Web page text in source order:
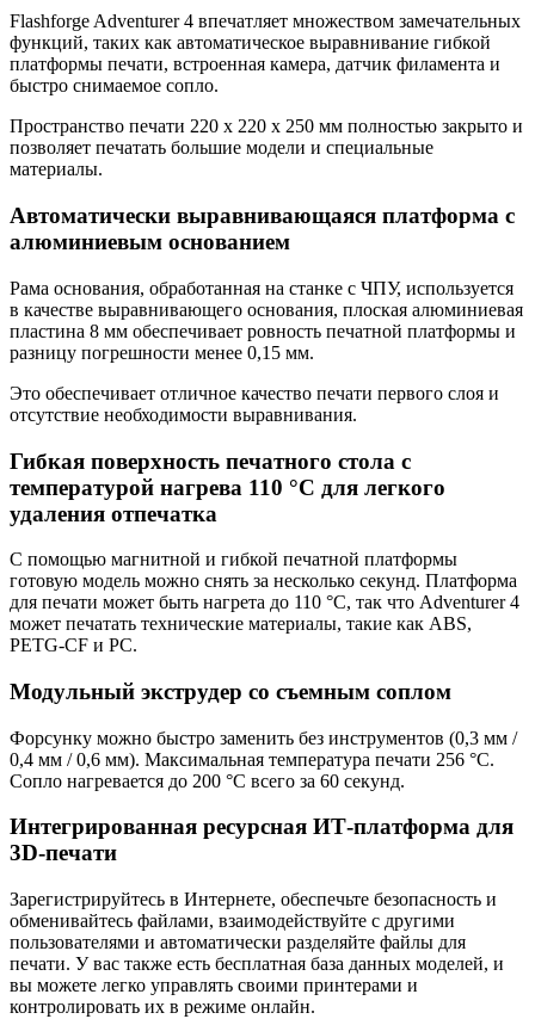
Flashforge Adventurer 4 впечатляет множеством замечательных
функций, таких как автоматическое выравнивание гибкой
платформы печати, встроенная камера, датчик филамента и
быстро снимаемое сопло.
Пространство печати 220 x 220 x 250 мм полностью закрыто и
позволяет печатать большие модели и специальные
материалы.
Автоматически выравнивающаяся платформа с
алюминиевым основанием
Рама основания, обработанная на станке с ЧПУ, используется
в качестве выравнивающего основания, плоская алюминиевая
пластина 8 мм обеспечивает ровность печатной платформы и
разницу погрешности менее 0,15 мм.
Это обеспечивает отличное качество печати первого слоя и
отсутствие необходимости выравнивания.
Гибкая поверхность печатного стола с
температурой нагрева 110 °C для легкого
удаления отпечатка
С помощью магнитной и гибкой печатной платформы
готовую модель можно снять за несколько секунд. Платформа
для печати может быть нагрета до 110 °C, так что Adventurer 4
может печатать технические материалы, такие как ABS,
PETG-CF и PC.
Модульный экструдер со съемным соплом
Форсунку можно быстро заменить без инструментов (0,3 мм /
0,4 мм / 0,6 мм). Максимальная температура печати 256 °C.
Сопло нагревается до 200 °C всего за 60 секунд.
Интегрированная ресурсная ИТ-платформа для
3D-печати
Зарегистрируйтесь в Интернете, обеспечьте безопасность и
обменивайтесь файлами, взаимодействуйте с другими
пользователями и автоматически разделяйте файлы для
печати. У вас также есть бесплатная база данных моделей, и
вы можете легко управлять своими принтерами и
контролировать их в режиме онлайн.